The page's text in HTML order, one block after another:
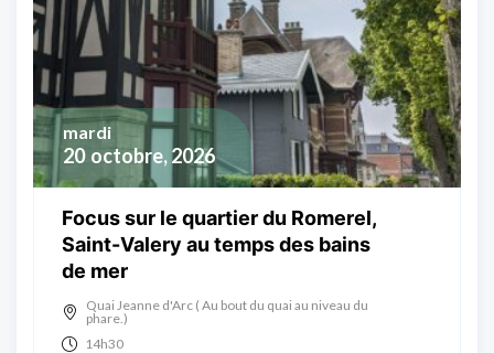
20 octobre, 2026
mardi
Focus sur le quartier du Romerel,
Saint-Valery au temps des bains
de mer
Quai Jeanne d'Arc ( Au bout du quai au niveau du
phare.)
14h30